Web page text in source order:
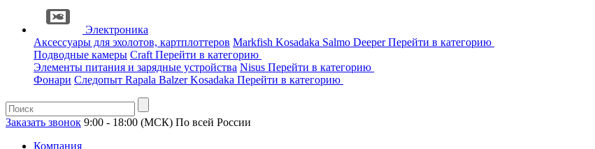
Электроника
Аксессуары для эхолотов, картплоттеров Markfish Kosadaka Salmo DeeperПерейти в категорию
Подводные камеры Craft Перейти в категорию
Элементы питания и зарядные устройства Nisus Перейти в категорию
Фонари Следопыт Rapala BalzerKosadaka Перейти в категорию
Заказать звонок 9:00 - 18:00 (МСК) По всей России
Компания